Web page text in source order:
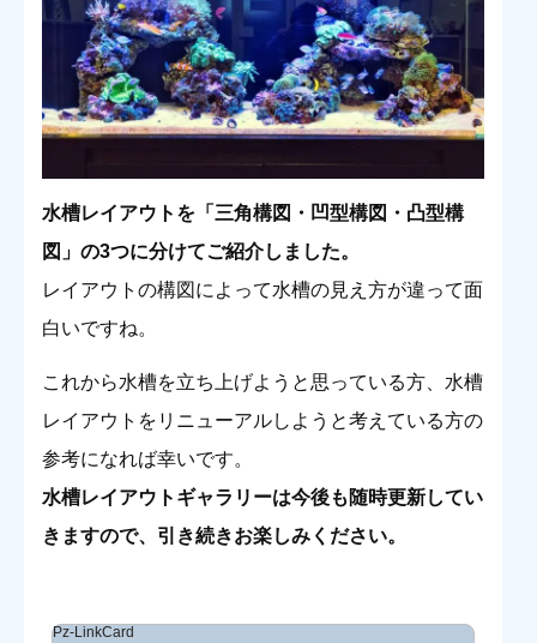
水槽レイアウトを「三角構図・凹型構図・凸型構
図」の3つに分けてご紹介しました。
レイアウトの構図によって水槽の見え方が違って面
白いですね。
これから水槽を立ち上げようと思っている方、水槽
レイアウトをリニューアルしようと考えている方の
参考になれば幸いです。
水槽レイアウトギャラリーは今後も随時更新してい
きますので、引き続きお楽しみください。
Pz-LinkCard